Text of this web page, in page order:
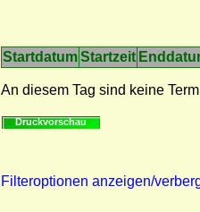
StartdatumStartzeit
An diesem Tag sind keine
Druckvorschau
Filteroptionen anzeigen/